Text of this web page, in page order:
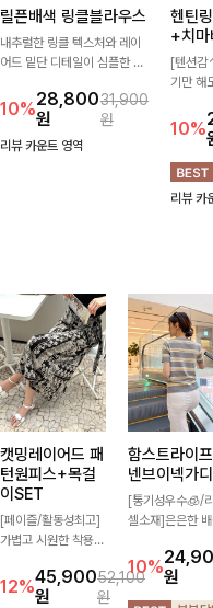
릴픈배색 링클블라우스
내추럴한 링클 텍스처와 레이
어드 밑단 디테일이 심플한 디
볍게 툭 입기만 해도 멋스러운
스타일을 완성해드려요- 여유
로운 핏으로 군살은 자연스럽
10%28,800
원
31,900
원
리뷰 카운트 영역
헨틴
+치마
[텐션
기만 해
지는 프
포인트
잔한 링
한 허리
뜻하고
10%
리뷰 카
캣밍레이어드 패
턴원피스+목걸
이SET
[페이즐/활동성최고]
가볍고 시원한 착용감
없이 즐기기 좋은 라
운드 니트 🤍 베이직
12%45,900
원
52,100
원
함스트라이
넨브이넥가
[통기성우수🧊/
셀소재]은은한
캐주얼하면서도
한 무드 살려주는
트 가디건 💛 브
10%원